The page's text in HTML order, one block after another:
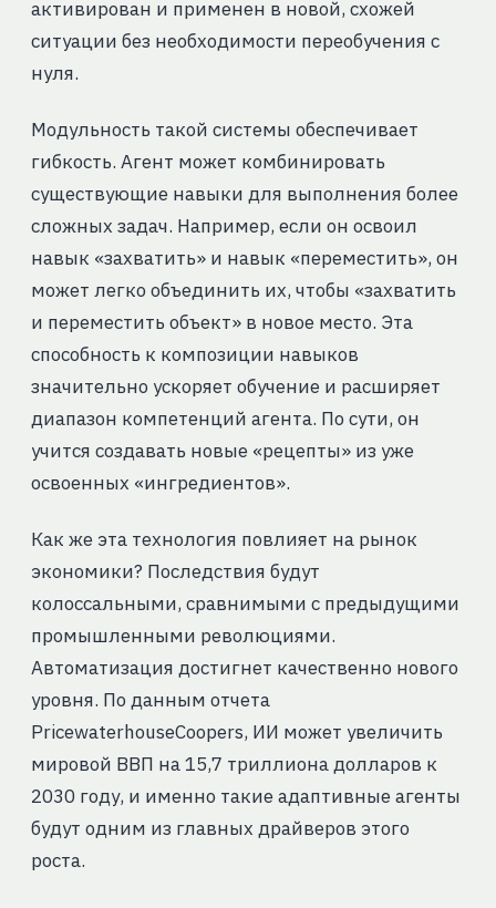
активирован и применен в новой, схожей
ситуации без необходимости переобучения с
нуля.
Модульность такой системы обеспечивает
гибкость. Агент может комбинировать
существующие навыки для выполнения более
сложных задач. Например, если он освоил
навык «захватить» и навык «переместить», он
может легко объединить их, чтобы «захватить
и переместить объект» в новое место. Эта
способность к композиции навыков
значительно ускоряет обучение и расширяет
диапазон компетенций агента. По сути, он
учится создавать новые «рецепты» из уже
освоенных «ингредиентов».
Как же эта технология повлияет на рынок
экономики? Последствия будут
колоссальными, сравнимыми с предыдущими
промышленными революциями.
Автоматизация достигнет качественно нового
уровня. По данным отчета
PricewaterhouseCoopers, ИИ может увеличить
мировой ВВП на 15,7 триллиона долларов к
2030 году, и именно такие адаптивные агенты
будут одним из главных драйверов этого
роста.